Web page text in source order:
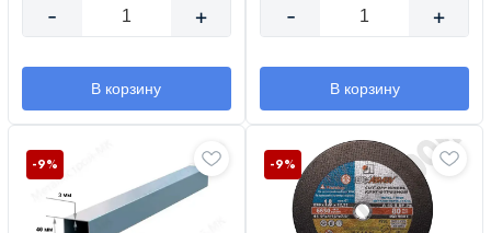
- +
В корзину
- +
В корзину
-9% -9%